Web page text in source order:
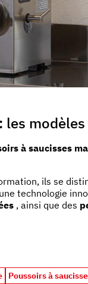
les
à saucisses
ils se
technologie
, ainsi que des
Poussoirs à